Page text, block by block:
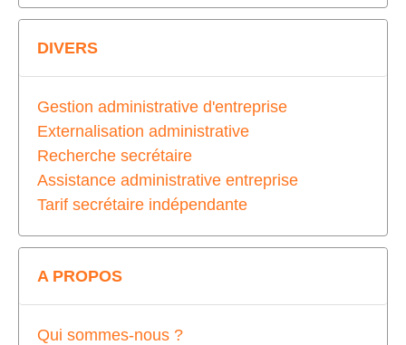
DIVERS
Gestion administrative d'entreprise
Externalisation administrative
Recherche secrétaire
Assistance administrative entreprise
Tarif secrétaire indépendante
A PROPOS
Qui sommes-nous ?